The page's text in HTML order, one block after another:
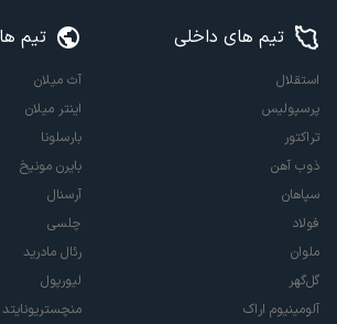
تیم های داخلی
استقلال
پرسپولیس
تراکتور
ذوب آهن
سپاهان
فولاد
ملوان
گل‌گهر
آلومینیوم اراک
تیم
آث میلان
اینتر میلان
بارسلونا
بایرن مونیخ
آرسنال
چلسی
رئال مادرید
لیورپول
منچستریونایتد